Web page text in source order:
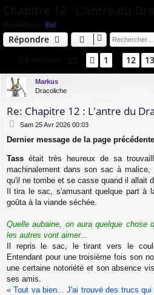
Eol
Répondre
Page 14 sur18
Précédent
1 12 13
Markus
Dracoliche
Re: Chapitre 12 : L'antre du
M
s
a
g
e
Sam 25 Avr 2026 00:03
Dernier message de la page
Tass était très heureux de sa
machinalement dans son sac à
qu'il ne tombe et se casse quand il allait
Il tira le sac, s'amusant quelque part à
goûta à la viande séchée.
Quelle aubaine, on aura quelque chose
les autres vont aimer...
Il repris le sac, le tirant vers le
Entendant pour une troisième fois son
une certaine notoriété et son absence
ses amis.
« Tout va bien... J'ai trouvé des trucs